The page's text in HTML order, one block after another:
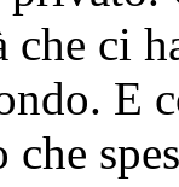
che ci
E
che